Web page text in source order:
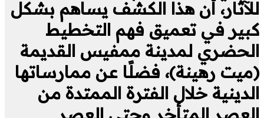
للآثار، أن هذا الكشف يساهم بشكل
كبير في تعميق فهم التخطيط
الحضري لمدينة ممفيس القديمة
(ميت رهينة)، فضلًا عن ممارساتها
الدينية خلال الفترة الممتدة من